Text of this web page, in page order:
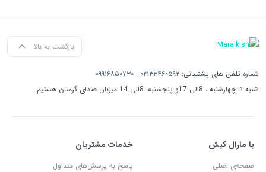
بازگشت به بالا
شماره تلفن های پشتیبانی: ۰۲۱۳۳۴۶۰۵۹۲ - ۰۹۹۱۶۸۵۰۷۳۰
شنبه تا چهارشنبه ، 8الی 17و پنجشنبه، 8الی 14 میزبان صدای گرمتان هستیم
با مارال کیش
صفحه‌ی اصلی
خدمات مشتریان
پاسخ به پرسش‌های متداول